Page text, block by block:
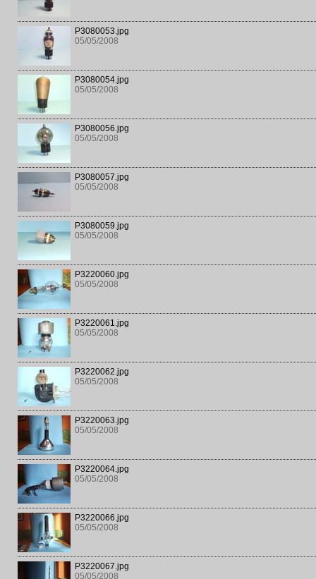
P3080053.jpg
05/05/2008
P3080054.jpg
05/05/2008
P3080056.jpg
05/05/2008
P3080057.jpg
05/05/2008
P3080059.jpg
05/05/2008
P3220060.jpg
05/05/2008
P3220061.jpg
05/05/2008
P3220062.jpg
05/05/2008
P3220063.jpg
05/05/2008
P3220064.jpg
05/05/2008
P3220066.jpg
05/05/2008
P3220067.jpg
05/05/2008